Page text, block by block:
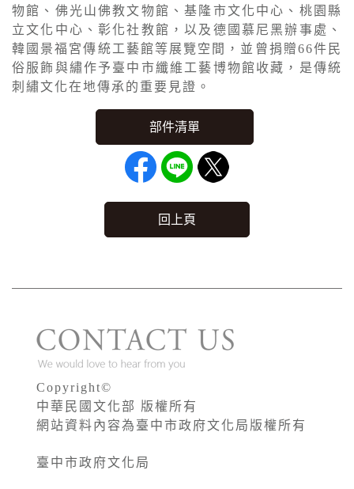
物館、佛光山佛教文物館、基隆市文化中心、桃園縣
立文化中心、彰化社教館，以及德國慕尼黑辦事處、
韓國景福宮傳統工藝館等展覽空間，並曾捐贈66件民
俗服飾與繡作予臺中市纖維工藝博物館收藏，是傳統
刺繡文化在地傳承的重要見證。
回上頁
Copyright©
中華民國文化部 版權所有
網站資料內容為臺中市政府文化局版權所有
臺中市政府文化局